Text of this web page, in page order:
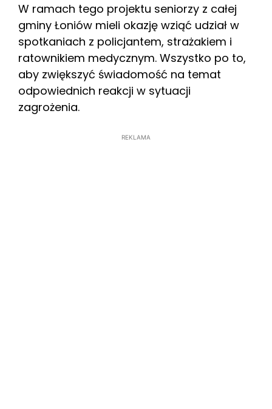
W ramach tego projektu seniorzy z całej
gminy Łoniów mieli okazję wziąć udział w
spotkaniach z policjantem, strażakiem i
ratownikiem medycznym. Wszystko po to,
aby zwiększyć świadomość na temat
odpowiednich reakcji w sytuacji
zagrożenia.
REKLAMA